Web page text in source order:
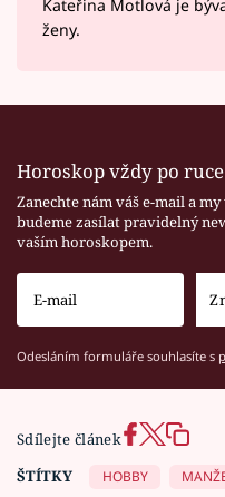
Kateřina Motlová je
ženy.
Horoskop vždy po ruce
Zanechte nám váš e-mail a
budeme zasílat pravidelný
vaším horoskopem.
Odesláním formuláře souhlasíte s
Sdílejte článek
ŠTÍTKY
HOBBY